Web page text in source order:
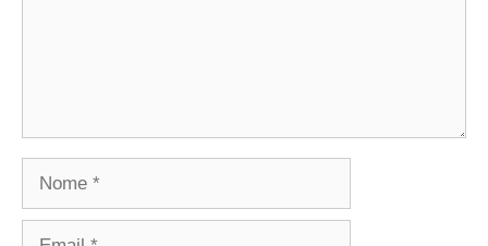
Nome
Email